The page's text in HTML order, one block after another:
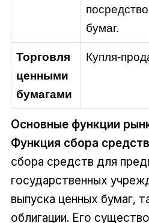
бумаг.
Торговля
ценными
бумагами
Купля-
Основные функции
Функция сбора
сбора средств для
государственных
выпуска ценных бумаг,
облигации. Его